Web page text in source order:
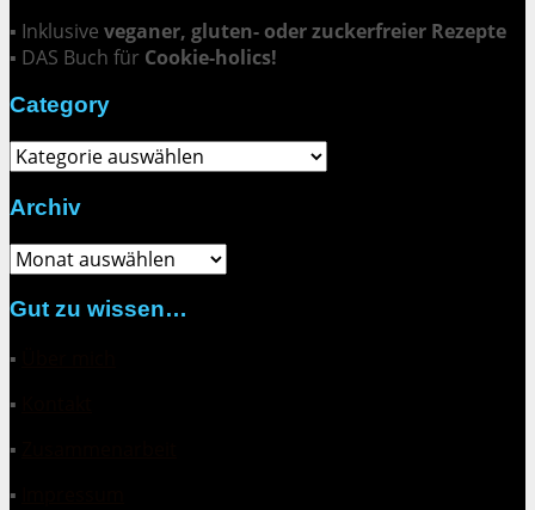
▪ Inklusive veganer, gluten- oder zuckerfreier Rezepte
▪ DAS Buch für Cookie-holics!
Category
Category
Archiv
Archiv
Gut zu wissen…
▪
▪
▪
▪